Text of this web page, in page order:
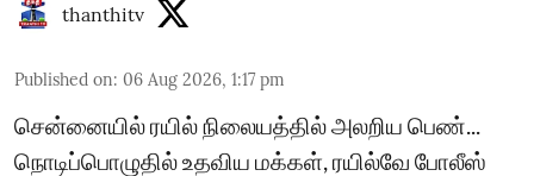
thanthitv
Published on: 06 Aug 2026, 1:17 pm
சென்னையில் ரயில் நிலையத்தில் அலறிய பெண்...
நொடிப்பொழுதில் உதவிய மக்கள், ரயில்வே போலீஸ்